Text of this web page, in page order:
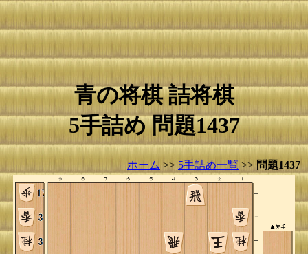
青の将棋 詰将棋
5手詰め 問題1437
ホーム >> 5手詰め一覧 >> 問題1437